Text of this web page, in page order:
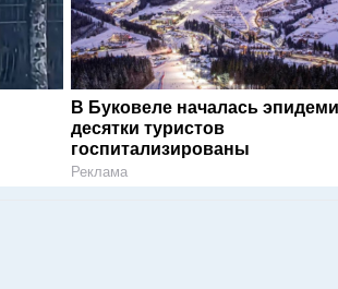
В Буковеле началась
десятки туристов
госпитализированы
Реклама